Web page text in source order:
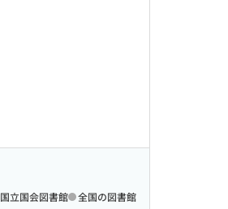
国立国会図書館 全国の図書館